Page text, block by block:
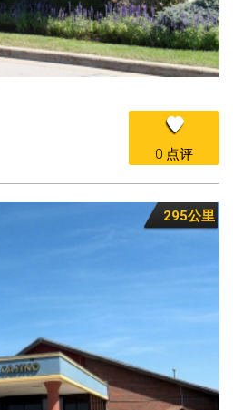
0 点评
295公里